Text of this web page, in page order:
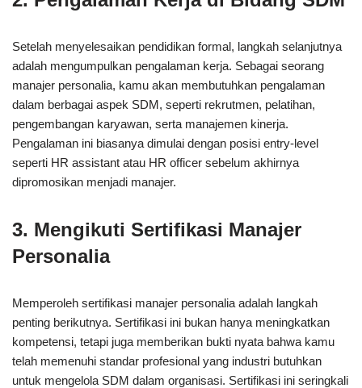
Setelah menyelesaikan pendidikan formal, langkah selanjutnya
adalah mengumpulkan pengalaman kerja. Sebagai seorang
manajer personalia, kamu akan membutuhkan pengalaman
dalam berbagai aspek SDM, seperti rekrutmen, pelatihan,
pengembangan karyawan, serta manajemen kinerja.
Pengalaman ini biasanya dimulai dengan posisi entry-level
seperti HR assistant atau HR officer sebelum akhirnya
dipromosikan menjadi manajer.
3. Mengikuti Sertifikasi Manajer
Personalia
Memperoleh sertifikasi manajer personalia adalah langkah
penting berikutnya. Sertifikasi ini bukan hanya meningkatkan
kompetensi, tetapi juga memberikan bukti nyata bahwa kamu
telah memenuhi standar profesional yang industri butuhkan
untuk mengelola SDM dalam organisasi. Sertifikasi ini seringkali